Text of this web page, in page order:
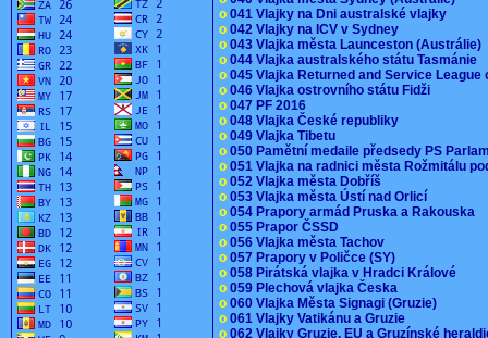
o 041 Vlajky na Dni australské vlajky
o 042 Vlajky na ICV v Sydney
o 043 Vlajka města Launceston (Austrálie)
o 044 Vlajka australského státu Tasmánie
o 045 Vlajka Returned and Service
o 046 Vlajka ostrovního státu Fidži
o 047 PF 2016
o 048 Vlajka České republiky
o 049 Vlajka Tibetu
o 050 Pamětní medaile předsedy PS
o 051 Vlajka na radnici města Rožmitálu
o 052 Vlajka města Dobříš
o 053 Vlajka města Ústí nad Orlicí
o 054 Prapory armád Pruska a Rakouska
o 055 Prapor ČSSD
o 056 Vlajka města Tachov
o 057 Prapory v Poličce (SY)
o 058 Pirátská vlajka v Hradci Králové
o 059 Plechová vlajka Česka
o 060 Vlajka Města Signagi (Gruzie)
o 061 Vlajky Vatikánu a Gruzie
o 062 Vlajky Gruzie, EU a Gruzínské